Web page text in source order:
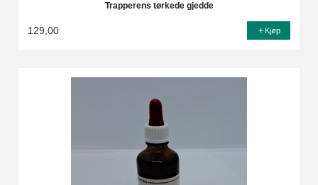
Trapperens tørkede gjedde
129,00 Kjøp